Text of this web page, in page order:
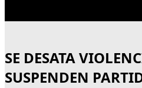
SE DESATA
SUSPENDEN